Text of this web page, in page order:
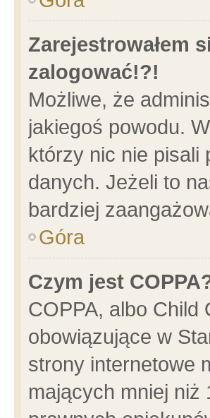
Zarejestrowałem
zalogować!?!
Możliwe, że
jakiegoś powodu.
którzy nic nie pisali
danych. Jeżeli to
bardziej
Góra
Czym jest
COPPA, albo Child
obowiązujące w
strony internetowe
mających mniej niż